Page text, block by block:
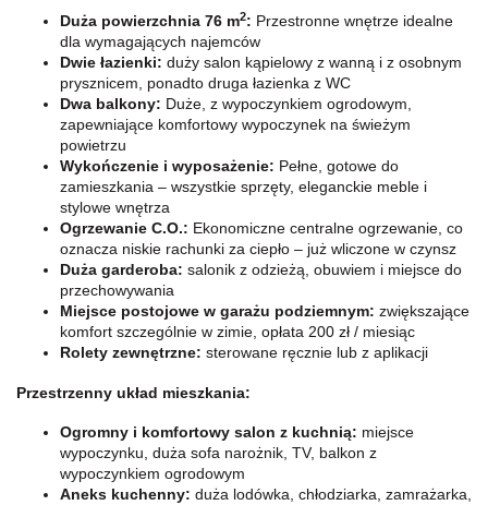
Duża powierzchnia 76 m2: Przestronne wnętrze idealne
dla wymagających najemców
Dwie łazienki: duży salon kąpielowy z wanną i z osobnym
prysznicem, ponadto druga łazienka z WC
Dwa balkony: Duże, z wypoczynkiem ogrodowym,
zapewniające komfortowy wypoczynek na świeżym
powietrzu
Wykończenie i wyposażenie: Pełne, gotowe do
zamieszkania – wszystkie sprzęty, eleganckie meble i
stylowe wnętrza
Ogrzewanie C.O.: Ekonomiczne centralne ogrzewanie, co
oznacza niskie rachunki za ciepło – już wliczone w czynsz
Duża garderoba: salonik z odzieżą, obuwiem i miejsce do
przechowywania
Miejsce postojowe w garażu podziemnym: zwiększające
komfort szczególnie w zimie, opłata 200 zł / miesiąc
Rolety zewnętrzne: sterowane ręcznie lub z aplikacji
Przestrzenny układ mieszkania:
Ogromny i komfortowy salon z kuchnią: miejsce
wypoczynku, duża sofa narożnik, TV, balkon z
wypoczynkiem ogrodowym
Aneks kuchenny: duża lodówka, chłodziarka, zamrażarka,